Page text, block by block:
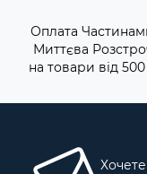
Оплата
Миттєва
на товари від